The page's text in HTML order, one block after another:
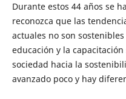
Durante estos 44 años se
reconozca que las
actuales no son
educación y la
sociedad hacia la
avanzado poco y hay